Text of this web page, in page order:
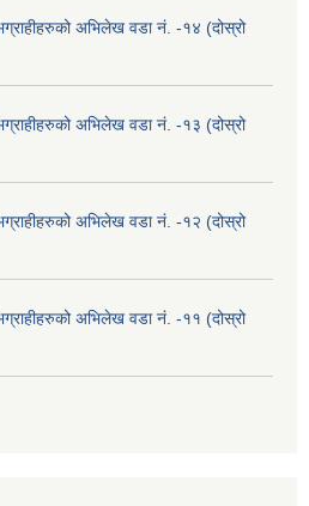
अभिलेख वडा नं. -१४ (दोस्रो
अभिलेख वडा नं. -१३ (दोस्रो
अभिलेख वडा नं. -१२ (दोस्रो
अभिलेख वडा नं. -११ (दोस्रो